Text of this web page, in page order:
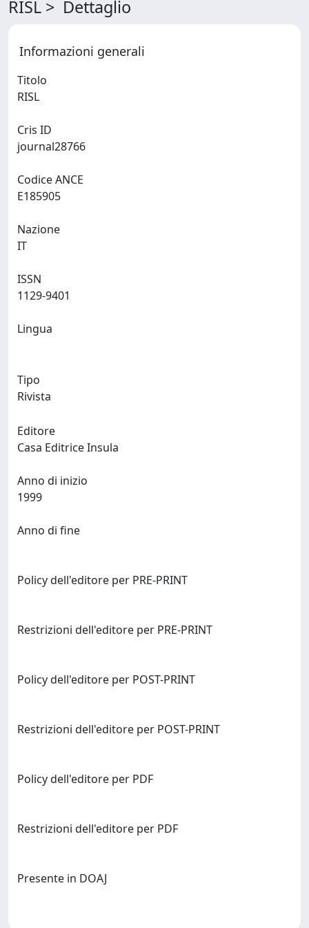
RISL > Dettaglio
Informazioni generali
Titolo
Cris ID
Codice ANCE
Nazione
ISSN
Lingua
Tipo
Rivista
Editore
Anno di inizio
Anno di fine
Policy dell'editore per PRE-PRINT
Restrizioni dell'editore per PRE-PRINT
Policy dell'editore per POST-PRINT
Restrizioni dell'editore per POST-PRINT
Policy dell'editore per PDF
Restrizioni dell'editore per PDF
Presente in DOAJ